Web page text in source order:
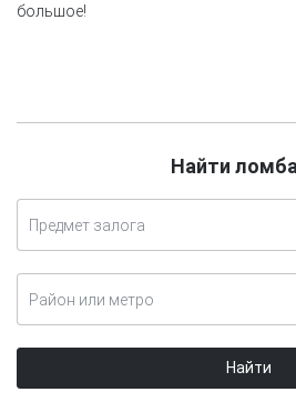
большое!
Найти
Предмет залога
Район или метро
Найти